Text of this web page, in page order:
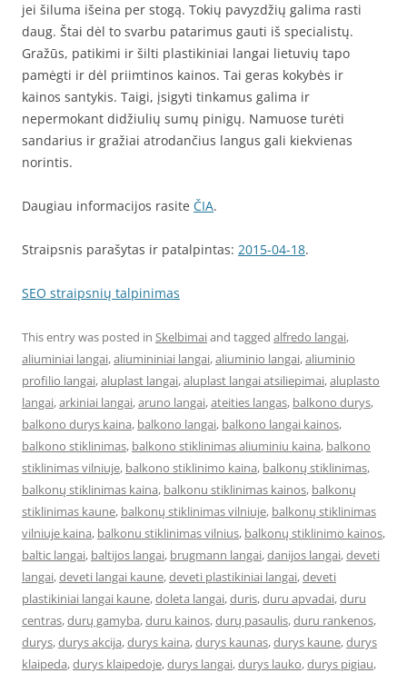
jei šiluma išeina per stogą. Tokių pavyzdžių galima rasti
daug. Štai dėl to svarbu patarimus gauti iš specialistų.
Gražūs, patikimi ir šilti plastikiniai langai lietuvių tapo
pamėgti ir dėl priimtinos kainos. Tai geras kokybės ir
kainos santykis. Taigi, įsigyti tinkamus galima ir
nepermokant didžiulių sumų pinigų. Namuose turėti
sandarius ir gražiai atrodančius langus gali kiekvienas
norintis.
Daugiau informacijos rasite ČIA.
Straipsnis parašytas ir patalpintas: 2015-04-18.
SEO straipsnių talpinimas
This entry was posted in Skelbimaiand tagged alfredo langai,
aliuminiai langai,aliumininiai langai,aliuminio langai,aliuminio
profilio langai,aluplast langai,aluplast langai atsiliepimai,aluplasto
langai,arkiniai langai,aruno langai,ateities langas, balkono durys,
balkono durys kaina, balkono langai, balkono langai kainos,
balkono stiklinimas, balkono stiklinimas aliuminiu kaina, balkono
stiklinimas vilniuje, balkono stiklinimo kaina, balkonų stiklinimas,
balkonų stiklinimas kaina, balkonu stiklinimas kainos, balkonų
stiklinimas kaune, balkonų stiklinimas vilniuje, balkonų stiklinimas
vilniuje kaina, balkonu stiklinimas vilnius, balkonų stiklinimo kainos,
baltic langai, baltijos langai, brugmann langai,danijos langai,deveti
langai,deveti langai kaune,deveti plastikiniai langai,deveti
plastikiniai langai kaune,doleta langai,duris,duru apvadai,duru
centras,durų gamyba,duru kainos,durų pasaulis,duru rankenos,
durys,durys akcija,durys kaina,durys kaunas,durys kaune,durys
klaipeda,durys klaipedoje,durys langai,durys lauko,durys pigiau,